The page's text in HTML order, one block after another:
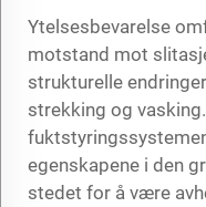
Ytelsesbevarelse
motstand mot
strukturelle
strekking og
egenskapene i den
stedet for å være